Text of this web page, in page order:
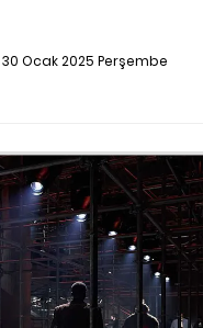
30 Ocak 2025 Perşembe